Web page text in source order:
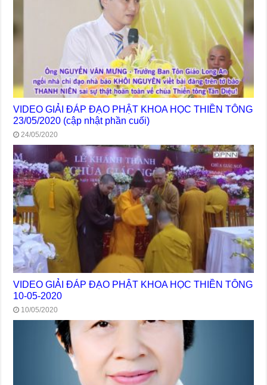
VIDEO GIẢI ĐÁP ĐẠO PHẬT KHOA HỌC THIỀN TÔNG
23/05/2020 (cập nhật phần cuối)
24/05/2020
VIDEO GIẢI ĐÁP ĐẠO PHẬT KHOA HỌC THIỀN TÔNG
10-05-2020
10/05/2020